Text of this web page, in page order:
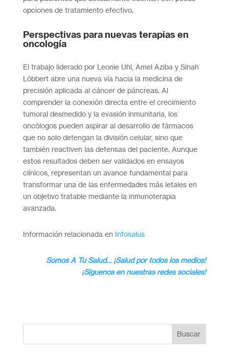
opciones de tratamiento efectivo.
Perspectivas para nuevas terapias en
oncología
El trabajo liderado por Leonie Uhl, Amel Aziba y Sinah
Löbbert abre una nueva vía hacia la medicina de
precisión aplicada al cáncer de páncreas. Al
comprender la conexión directa entre el crecimiento
tumoral desmedido y la evasión inmunitaria, los
oncólogos pueden aspirar al desarrollo de fármacos
que no solo detengan la división celular, sino que
también reactiven las defensas del paciente. Aunque
estos resultados deben ser validados en ensayos
clínicos, representan un avance fundamental para
transformar una de las enfermedades más letales en
un objetivo tratable mediante la inmunoterapia
avanzada.
Información relacionada en Infosalus
Somos A Tu Salud… ¡Salud por todos los medios!
¡Síguenos en nuestras redes sociales!